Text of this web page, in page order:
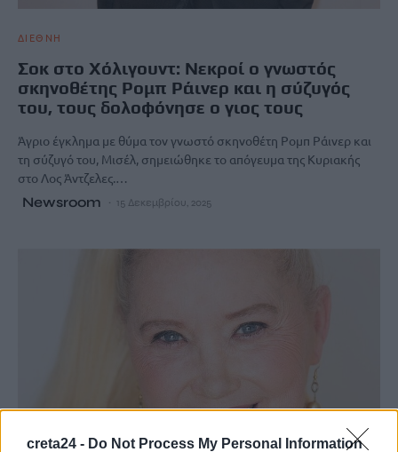
creta24 - Do Not Process My Personal Information
ΔΙΕΘΝΗ
Σοκ στο Χόλιγουντ: Νεκροί ο γνωστός
σκηνοθέτης Ρομπ Ράινερ και η σύζυγός
του, τους δολοφόνησε ο γιος τους
Άγριο έγκλημα με θύμα τον γνωστό σκηνοθέτη Ρομπ Ράινερ και
τη σύζυγό του, Μισέλ, σημειώθηκε το απόγευμα της Κυριακής
στο Λος Άντζελες.…
Newsroom 15 Δεκεμβρίου, 2025